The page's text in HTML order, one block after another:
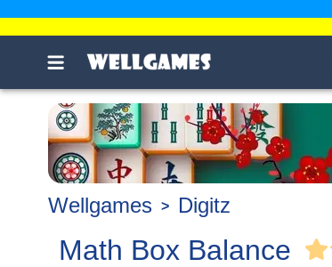
Wellgames Digitz
Math Box Balance